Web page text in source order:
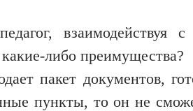
либо преимущества?
пакет документов,
пункты, то он не